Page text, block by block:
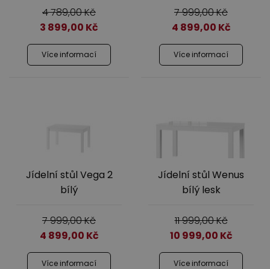
4 789,00Kč
3 899,00 Kč
Více informací
7 999,00Kč
4 899,00 Kč
Více informací
Jídelní stůl Vega 2
bílý
7 999,00Kč
4 899,00 Kč
Více informací
Jídelní stůl Wenus
bílý lesk
11 999,00Kč
10 999,00 Kč
Více informací